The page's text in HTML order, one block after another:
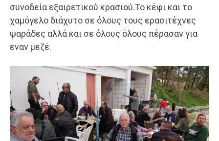
συνοδεία εξαιρετικού κρασιού.Το κέφι και το
χαμόγελο διάχυτο σε όλους τους ερασιτέχνες
ψαράδες αλλά και σε όλους όλους πέρασαν για
εναν μεζέ.